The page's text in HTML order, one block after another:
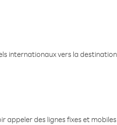
internationaux vers la
appeler des lignes fixes et